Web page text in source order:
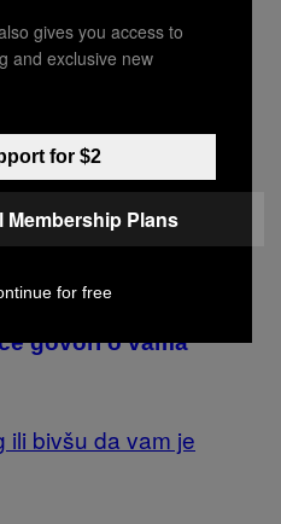
najviše
govori o vama
gives you access to
and exclusive new
for $2
Membership Plans
for free